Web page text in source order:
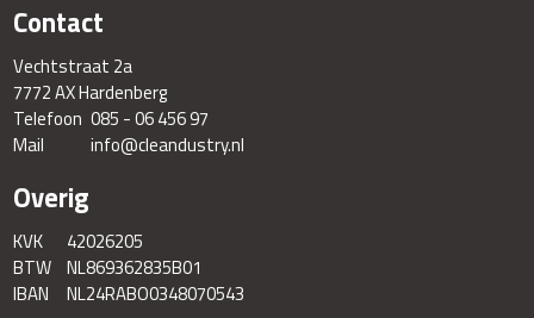
Contact
Vechtstraat 2a
7772 AX Hardenberg
Telefoon 085 - 06 456 97
Mail
info@cleandustry.nl
Overig
KVK
42026205
BTW NL869362835B01
IBAN
NL24RABO0348070543